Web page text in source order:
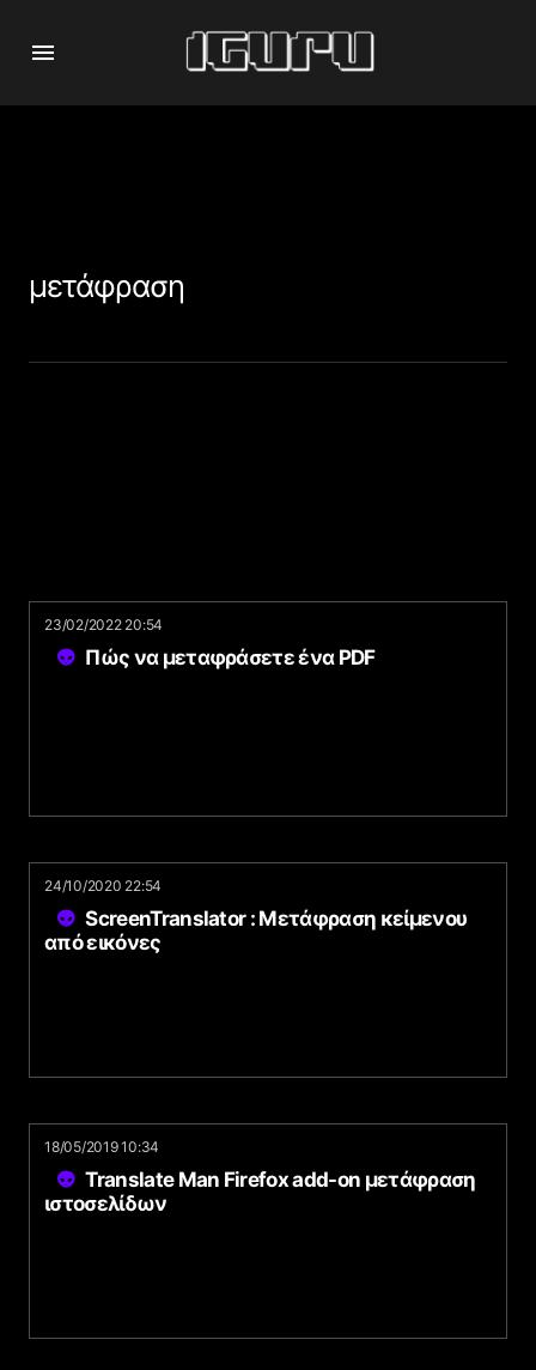
μετάφραση
23/02/2022 20:54
Πώς να μεταφράσετε ένα PDF
24/10/2020 22:54
ScreenTranslator : Μετάφραση κείμενου
από εικόνες
18/05/2019 10:34
Translate Man Firefox add-on μετάφραση
ιστοσελίδων